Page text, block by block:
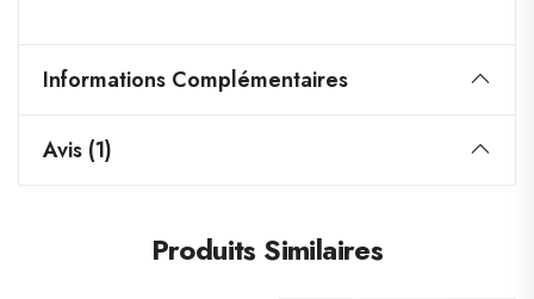
Informations Complémentaires
Avis (1)
Produits Similaires